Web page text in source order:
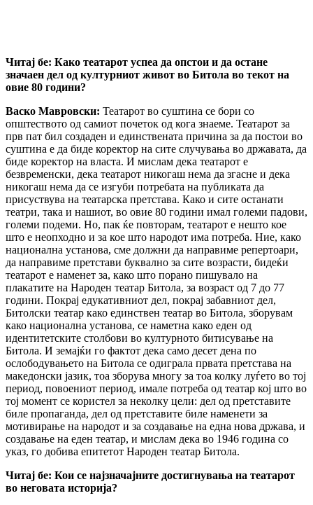
Читај бе: Како театарот успеа да опстои и да остане
значаен дел од културниот живот во Битола во текот на
овие 80 години?
Васко Мавровски: Театарот во суштина се бори со
општеството од самиот почеток од кога знаеме. Театарот за
прв пат бил создаден и единствената причина за да постои во
суштина е да биде коректор на сите случувања во државата, да
биде коректор на власта. И мислам дека театарот е
безвременски, дека театарот никогаш нема да згасне и дека
никогаш нема да се изгуби потребата на публиката да
присуствува на театарска претстава. Како и сите останати
театри, така и нашиот, во овие 80 години имал големи падови,
големи подеми. Но, пак ќе повторам, театарот е нешто кое
што е неопходно и за кое што народот има потреба. Ние, како
национална установа, сме должни да направиме репертоари,
да направиме претстави буквално за сите возрасти, бидеќи
театарот е наменет за, како што порано пишувало на
плакатите на Народен театар Битола, за возраст од 7 до 77
години. Покрај едукативниот дел, покрај забавниот дел,
Битолски театар како единствен театар во Битола, зборувам
како национална установа, се наметна како еден од
идентитетските столбови во културното битисување на
Битола. И земајќи го фактот дека само десет дена по
ослободувањето на Битола се одиграла првата претстава на
македонски јазик, тоа зборува многу за тоа колку луѓето во тој
период, повоениот период, имале потреба од театар кој што во
тој момент се користел за неколку цели: дел од претставите
биле пропаганда, дел од претставите биле наменети за
мотивирање на народот и за создавање на една нова држава, и
создавање на еден театар, и мислам дека во 1946 година со
указ, го добива епитетот Народен театар Битола.
Читај бе: Кои се најзначајните достигнувања на театарот
во неговата историја?